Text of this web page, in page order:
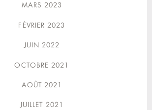
MARS 2023
FÉVRIER 2023
JUIN 2022
OCTOBRE 2021
AOÛT 2021
JUILLET 2021